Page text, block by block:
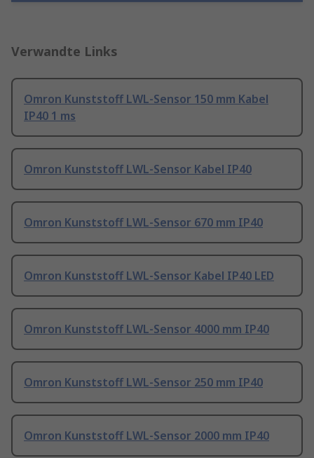
Verwandte Links
Omron Kunststoff LWL-Sensor 150 mm Kabel
IP40 1 ms
Omron Kunststoff LWL-Sensor Kabel IP40
Omron Kunststoff LWL-Sensor 670 mm IP40
Omron Kunststoff LWL-Sensor Kabel IP40 LED
Omron Kunststoff LWL-Sensor 4000 mm IP40
Omron Kunststoff LWL-Sensor 250 mm IP40
Omron Kunststoff LWL-Sensor 2000 mm IP40